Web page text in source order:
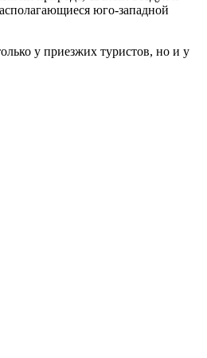
юго-западной
у приезжих туристов, но и у